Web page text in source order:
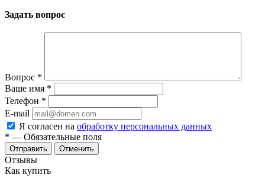
Задать вопрос
Вопрос *
Ваше имя *
Телефон *
E-mail
Я согласен на обработку персональных данных
* — Обязательные поля
Отменить
Отзывы
Как купить